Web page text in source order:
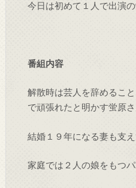
今日は初めて１人で出演
番組内容
解散時は芸人を辞めるこ
で頑張れたと明かす蛍原さ
結婚１９年になる妻も支え
家庭では２人の娘をもつパ